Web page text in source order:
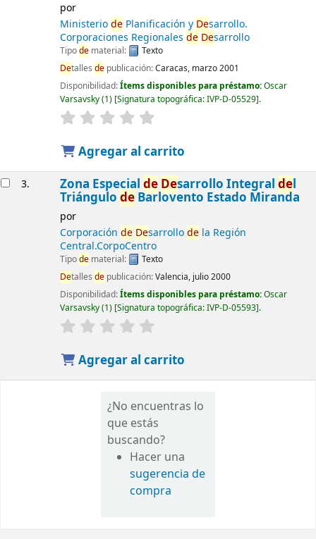
por
MinisteriodePlanificación y Desarrollo.
Corporaciones Regionales de Desarrollo
Tipodematerial:
Texto
Detalles depublicación:Caracas, marzo 2001
Disponibilidad:Ítems disponibles para préstamo:Oscar
Varsavsky(1) Signatura topográfica:IVP-D-05529 .
Agregar al carrito
3. Zona Especial de Desarrollo Integral del
Triángulo deBarlovento Estado Miranda
por
Corporación de Desarrollodela Región
Central.CorpoCentro
Tipodematerial:
Texto
Detalles depublicación:Valencia, julio 2000
Disponibilidad:Ítems disponibles para préstamo:Oscar
Varsavsky(1) Signatura topográfica:IVP-D-05593 .
Agregar al carrito
¿No encuentras lo
que estás
buscando?
Hacer una
sugerencia de
compra